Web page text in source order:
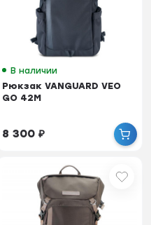
В наличии
Рюкзак VANGUARD VEO
GO 42M
8 300₽